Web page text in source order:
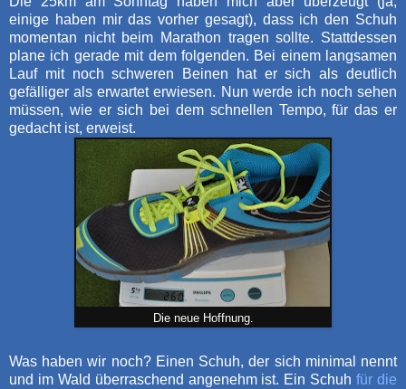
einige haben mir das vorher gesagt), dass ich den Schuh
momentan nicht beim Marathon tragen sollte. Stattdessen
plane ich gerade mit dem folgenden. Bei einem langsamen
Lauf mit noch schweren Beinen hat er sich als deutlich
gefälliger als erwartet erwiesen. Nun werde ich noch sehen
müssen, wie er sich bei dem schnellen Tempo, für das er
gedacht ist, erweist.
Die neue Hoffnung.
Was haben wir noch? Einen Schuh, der sich minimal nennt
und im Wald überraschend angenehm ist. Ein Schuhfür die